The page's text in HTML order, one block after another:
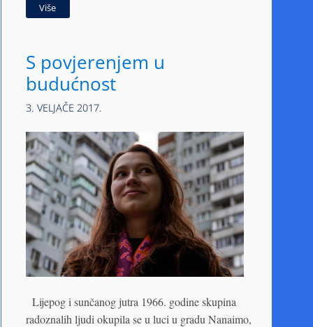
Više
S povjerenjem u
budućnost
3. VELJAČE 2017.
Lijepog i sunčanog jutra 1966. godine skupina
radoznalih ljudi okupila se u luci u gradu Nanaimo,